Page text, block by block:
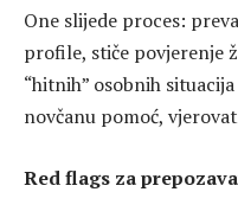
One slijede proces:
profile, stiče povjerenje
“hitnih” osobnih
novčanu pomoć,
Red flags za